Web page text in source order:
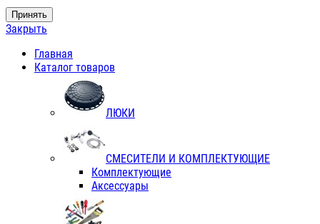
Принять
Закрыть
Главная
Каталог товаров
ЛЮКИ
СМЕСИТЕЛИ И КОМПЛЕКТУЮЩИЕ
Комплектующие
Аксессуары